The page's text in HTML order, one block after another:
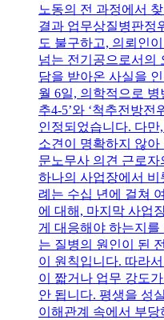
노동의 전 과정에서
결과 업무상질병판정
도 불구하고, 의뢰인
넘는 전기공으로서의
담을 받아온 사실을
월 6일, 의학적으로
추4-5’와 ‘척추전방전
인정되었습니다. 다만
소견이 명확하지 않
문노무사 의견 근로
하나의 사업장에서
례는 수십 년에 걸쳐
에 대해, 마지막 사업
게 대응해야 하는지
는 질병의 원인이 된
이 원칙입니다. 따라
이 짧거나 업무 강도
안 됩니다. 평생을 성
이해관계 속에서 부